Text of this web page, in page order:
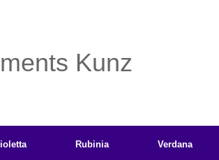
Kunz
Rubinia Verdana